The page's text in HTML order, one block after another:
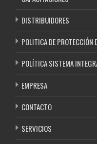
DISTRIBUIDORES
POLITICA DE PROTECCIÓN
POLÍTICA SISTEMA
EMPRESA
CONTACTO
SERVICIOS